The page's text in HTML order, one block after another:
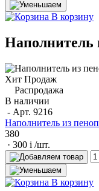
В корзину
Наполнитель
Хит Продаж
Распродажа
В наличии
- Арт. 9216
Наполнитель из
380
· 300 i /шт.
В корзину